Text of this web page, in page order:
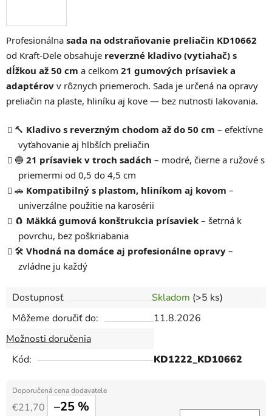
Profesionálna sada na odstraňovanie preliačin KD10662
od Kraft-Dele obsahuje reverzné kladivo (vytiahač) s
dĺžkou až 50 cm a celkom 21 gumových prísaviek a
adaptérov v rôznych priemeroch. Sada je určená na opravy
preliačin na plaste, hliníku aj kove — bez nutnosti lakovania.
🔨 Kladivo s reverzným chodom až do 50 cm – efektívne
vyťahovanie aj hlbších preliačin
🔵 21 prísaviek v troch sadách – modré, čierne a ružové s
priemermi od 0,5 do 4,5 cm
🚗 Kompatibilný s plastom, hliníkom aj kovom –
univerzálne použitie na karosérii
🧲 Mäkká gumová konštrukcia prísaviek – šetrná k
povrchu, bez poškriabania
🛠️ Vhodná na domáce aj profesionálne opravy –
zvládne ju každý
Dostupnosť Skladom (>5 ks)
Môžeme doručiť do:
11.8.2026
Možnosti doručenia
Kód:
KD1222_KD10662
€21,70 –25 %